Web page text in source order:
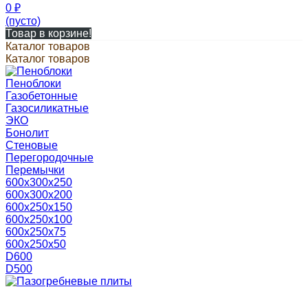
0 ₽
(пусто)
Товар в корзине!
Каталог товаров
Каталог товаров
Пеноблоки
Газобетонные
Газосиликатные
ЭКО
Бонолит
Стеновые
Перегородочные
Перемычки
600х300х250
600х300х200
600х250х150
600х250х100
600х250х75
600х250х50
D600
D500